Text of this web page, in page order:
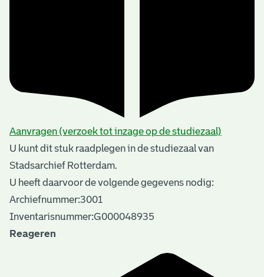
Aanvragen (verzoek tot inzage op de studiezaal)
U kunt dit stuk raadplegen in de studiezaal van
Stadsarchief Rotterdam.
U heeft daarvoor de volgende gegevens nodig:
Archiefnummer:3001
Inventarisnummer:G000048935
Reageren